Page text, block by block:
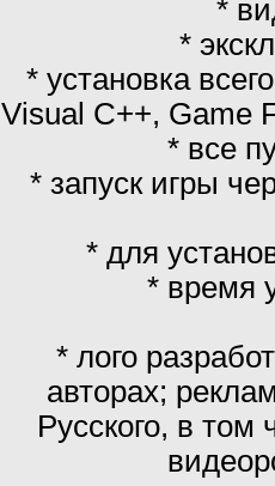
*
*
* установка
Visual C++, Game
* все
* запуск игры
* для
* время
* лого
авторах;
Русского, в том